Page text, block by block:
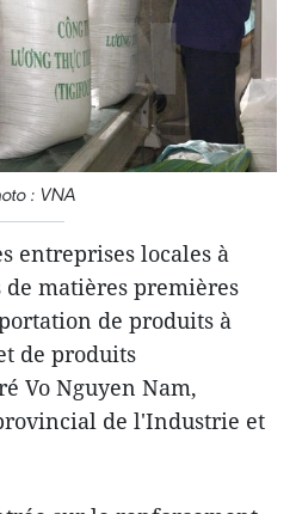
: VNA
entreprises locales à
de matières premières
de produits à
de produits
Vo Nguyen Nam,
de l'Industrie et